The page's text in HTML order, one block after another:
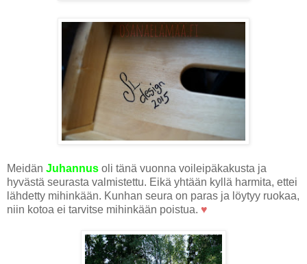
Meidän Juhannus oli tänä vuonna voileipäkakusta ja
hyvästä seurasta valmistettu. Eikä yhtään kyllä harmita, ettei
lähdetty mihinkään. Kunhan seura on paras ja löytyy ruokaa,
niin kotoa ei tarvitse mihinkään poistua. ♥